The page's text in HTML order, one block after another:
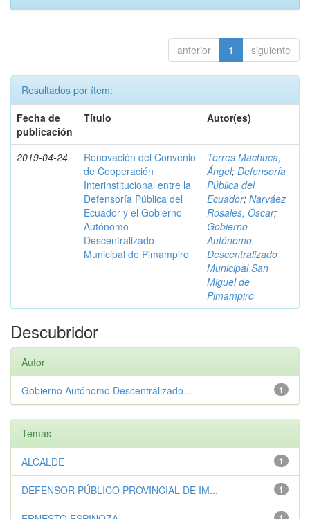
anterior 1 siguiente
Resultados por ítem:
Fecha de
publicación
Título Autor(es)
2019-04-24
Renovación del Convenio
de Cooperación
Interinstitucional entre la
Defensoría Pública del
Ecuador y el Gobierno
Autónomo
Descentralizado
Municipal de Pimampiro
Torres Machuca,
Ángel; Defensoría
Pública del
Ecuador; Narváez
Rosales, Óscar;
Gobierno
Autónomo
Descentralizado
Municipal San
Miguel de
Pimampiro
Descubridor
Autor
1
Gobierno Autónomo Descentralizado...
Temas
1
ALCALDE
1
DEFENSOR PÚBLICO PROVINCIAL DE IM...